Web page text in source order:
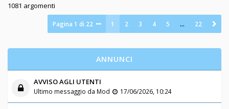
1081 argomenti
Pagina1 di 22 1 2 3 4 5 … 22
ANNUNCI
AVVISO AGLI UTENTI
Ultimo messaggio da Mod 17/06/2026, 10:24